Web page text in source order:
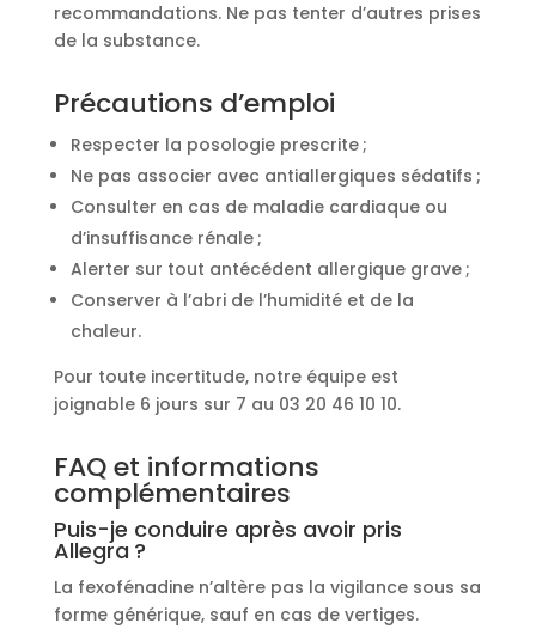
recommandations. Ne pas tenter d’autres prises
de la substance.
Précautions d’emploi
Respecter la posologie prescrite ;
Ne pas associer avec antiallergiques sédatifs ;
Consulter en cas de maladie cardiaque ou
d’insuffisance rénale ;
Alerter sur tout antécédent allergique grave ;
Conserver à l’abri de l’humidité et de la
chaleur.
Pour toute incertitude, notre équipe est
joignable 6 jours sur 7 au 03 20 46 10 10.
FAQ et informations
complémentaires
Puis-je conduire après avoir pris
Allegra ?
La fexofénadine n’altère pas la vigilance sous sa
forme générique, sauf en cas de vertiges.